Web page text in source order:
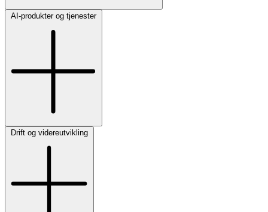
AI-produkter og tjenester
Drift og videreutvikling